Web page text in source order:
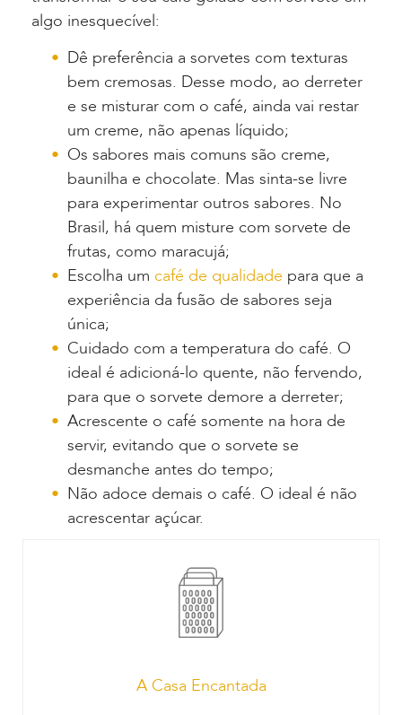
algo inesquecível:
Dê preferência a sorvetes com texturas
bem cremosas. Desse modo, ao derreter
e se misturar com o café, ainda vai restar
um creme, não apenas líquido;
Os sabores mais comuns são creme,
baunilha e chocolate. Mas sinta-se livre
para experimentar outros sabores. No
Brasil, há quem misture com sorvete de
frutas, como maracujá;
Escolha um café de qualidade para que a
experiência da fusão de sabores seja
única;
Cuidado com a temperatura do café. O
ideal é adicioná-lo quente, não fervendo,
para que o sorvete demore a derreter;
Acrescente o café somente na hora de
servir, evitando que o sorvete se
desmanche antes do tempo;
Não adoce demais o café. O ideal é não
acrescentar açúcar.
A Casa Encantada